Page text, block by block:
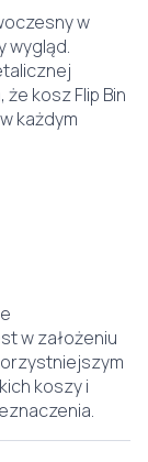
w
wygląd.
kosz Flip Bin
każdym
w założeniu
koszy i